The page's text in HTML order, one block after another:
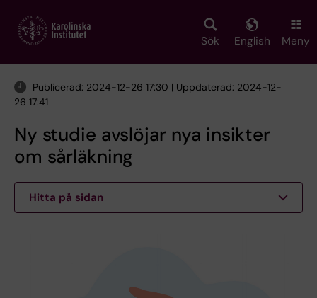
main
Sök English Meny
Publicerad: 2024-12-26 17:30 | Uppdaterad: 2024-12-
26 17:41
Ny studie avslöjar nya insikter
om sårläkning
Hitta på sidan